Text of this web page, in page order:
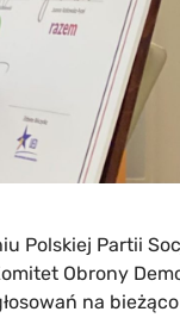
Polskiej Partii
Obrony
na